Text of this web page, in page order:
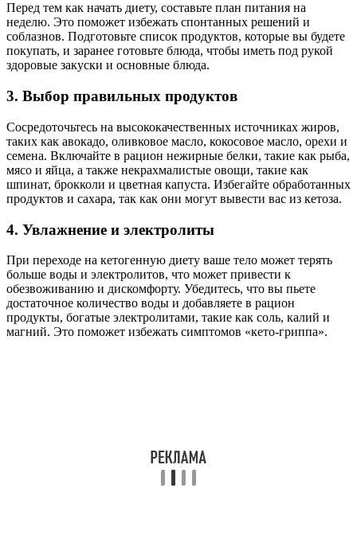
Перед тем как начать диету, составьте план питания на
неделю. Это поможет избежать спонтанных решений и
соблазнов. Подготовьте список продуктов, которые вы будете
покупать, и заранее готовьте блюда, чтобы иметь под рукой
здоровые закуски и основные блюда.
3. Выбор правильных продуктов
Сосредоточьтесь на высококачественных источниках жиров,
таких как авокадо, оливковое масло, кокосовое масло, орехи и
семена. Включайте в рацион нежирные белки, такие как рыба,
мясо и яйца, а также некрахмалистые овощи, такие как
шпинат, брокколи и цветная капуста. Избегайте обработанных
продуктов и сахара, так как они могут вывести вас из кетоза.
4. Увлажнение и электролиты
При переходе на кетогенную диету ваше тело может терять
больше воды и электролитов, что может привести к
обезвоживанию и дискомфорту. Убедитесь, что вы пьете
достаточное количество воды и добавляете в рацион
продукты, богатые электролитами, такие как соль, калий и
магний. Это поможет избежать симптомов «кето-гриппа».